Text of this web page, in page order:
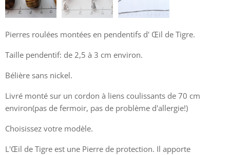
Pierres roulées montées en pendentifs d' Œil de Tigre.
Taille pendentif: de 2,5 à 3 cm environ.
Bélière sans nickel.
Livré monté sur un cordon à liens coulissants de 70 cm
environ(pas de fermoir, pas de problème d'allergie!)
Choisissez votre modèle.
L'Œil de Tigre est une Pierre de protection. Il apporte